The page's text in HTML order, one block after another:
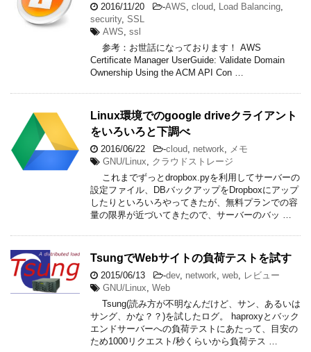
2016/11/20 -AWS cloud Load Balancing
security, SSL
AWS ssl
参考：お世話になっております！ AWS
Certificate Manager UserGuide: Validate Domain
Ownership Using the ACM API Con …
Linux環境でのgoogle driveクライアント
をいろいろと下調べ
2016/06/22 -cloud network
メモ
GNU/Linux
クラウドストレージ
これまでずっとdropbox.pyを利用してサーバーの
設定ファイル、DBバックアップをDropboxにアップ
したりといろいろやってきたが、無料プランでの容
量の限界が近づいてきたので、サーバーのバッ …
TsungでWebサイトの負荷テストを試す
2015/06/13 -dev, network web
レビュー
GNU/Linux Web
Tsung(読み方が不明なんだけど、サン、あるいは
サング、かな？？)を試したログ。 haproxyとバック
エンドサーバーへの負荷テストにあたって、目安の
ため1000リクエスト/秒くらいから負荷テス …